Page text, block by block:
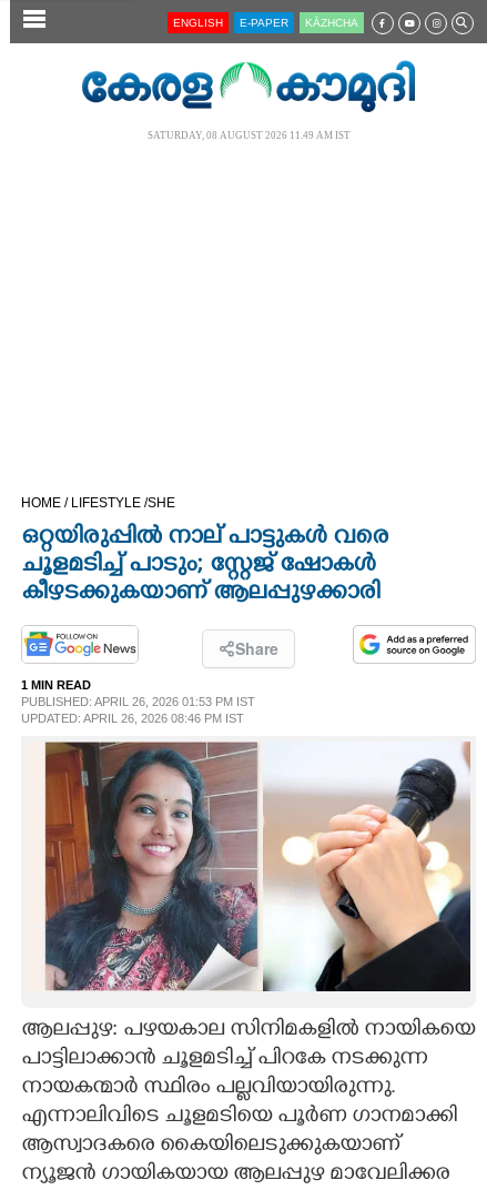
SECTIONS
OPINION
PHOTOS
LIFESTYLE
SPIRITUAL
INFO+
ART
ASTRO
CARTOONS
LITERATURE
ENGLISH E-PAPER KĀZHCHA
SATURDAY, 08 AUGUST 2026 11.49 AM IST
HOME / LIFESTYLE /SHE
ഒറ്റയിരുപ്പിൽ നാല് പാട്ടുകൾ വരെ
ചൂളമടിച്ച് പാടും; സ്റ്റേജ് ഷോകൾ
കീഴടക്കുകയാണ് ആലപ്പുഴക്കാരി
Share
1 MIN READ
PUBLISHED: APRIL 26, 2026 01:53 PM IST
UPDATED: APRIL 26, 2026 08:46 PM IST
ആലപ്പുഴ: പഴയകാല സിനിമകളിൽ നായികയെ
പാട്ടിലാക്കാൻ ചൂളമടിച്ച് പിറകേ നടക്കുന്ന
നായകന്മാർ സ്ഥിരം പല്ലവിയായിരുന്നു.
എന്നാലിവിടെ ചൂളമടിയെ പൂർണ ഗാനമാക്കി
ആസ്വാദകരെ കൈയിലെടുക്കുകയാണ്
ന്യൂജൻ ഗായികയായ ആലപ്പുഴ മാവേലിക്കര